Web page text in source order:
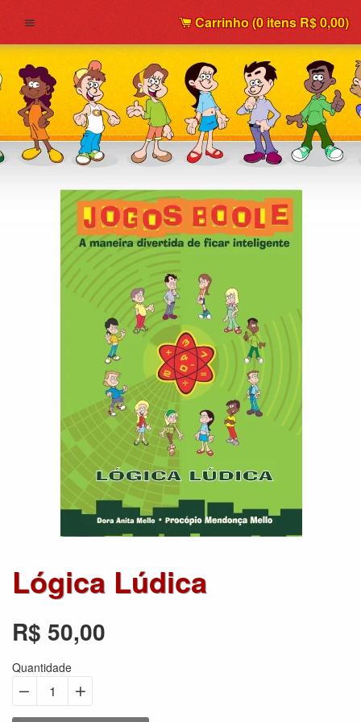
Carrinho (0itensR$ 0,00)
Lógica Lúdica
Preço
normal
R$ 50,00
Quantidade
−
Reduzir
+
Aumentar